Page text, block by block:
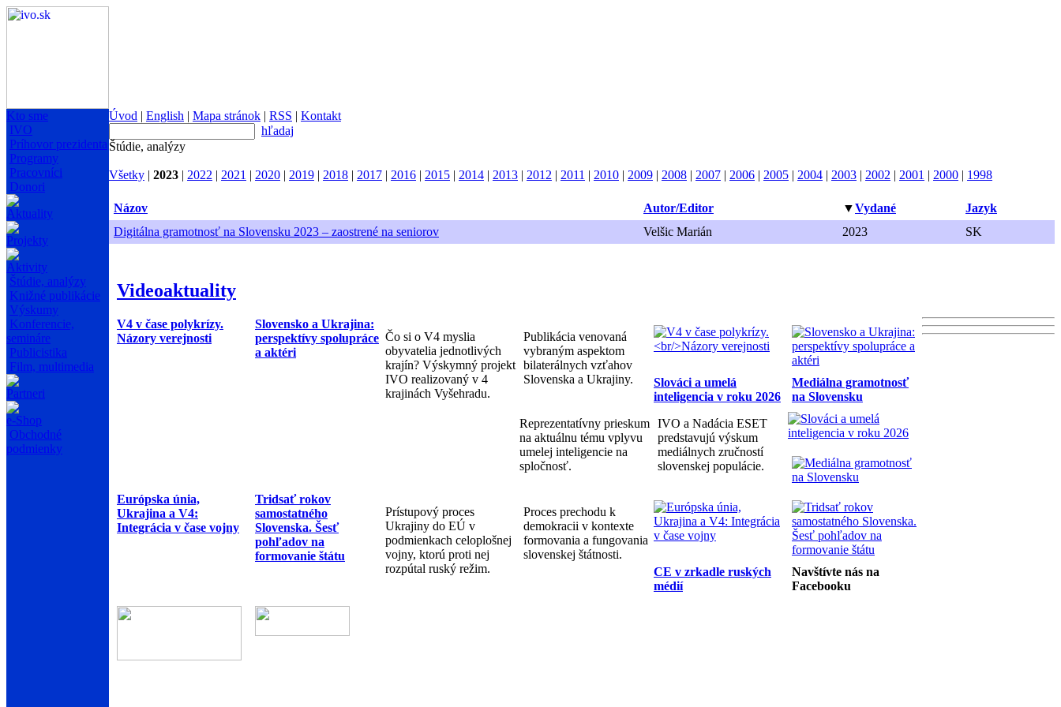
Kto sme
IVO
Príhovor prezidenta
Programy
Pracovníci
Donori
Aktuality
Projekty
Aktivity
Štúdie, analýzy
Knižné publikácie
Výskumy
Konferencie,
semináre
Publicistika
Film, multimedia
Partneri
e-Shop
Obchodné
podmienky
Úvod | English | Mapa stránok | RSS | Kontakt
hľadaj
Štúdie, analýzy
Všetky | 2023 | 2022 | 2021 | 2020 | 2019 | 2018 | 2017 | 2016 | 2015 | 2014 | 2013 | 2012 | 2011 | 2010 | 2009 | 2008 | 2007 | 2006 | 2005 | 2004 | 2003 | 2002 | 2001 | 2000 | 1998
Názov Autor/Editor ▼Vydané
Jazyk
Digitálna gramotnosť na Slovensku 2023 – zaostrené na seniorov
Velšic Marián 2023 SK
Videoaktuality
V4 v čase polykrízy.
Názory verejnosti
Slovensko a Ukrajina:
perspektívy spolupráce
a aktéri
Čo si o V4 myslia
obyvatelia jednotlivých
krajín? Výskymný projekt
IVO realizovaný v 4
krajinách Vyšehradu.
Publikácia venovaná
vybraným aspektom
bilaterálnych vzťahov
Slovenska a Ukrajiny.
Slováci a umelá
inteligencia v roku 2026
Mediálna gramotnosť
na Slovensku
Reprezentatívny prieskum
na aktuálnu tému vplyvu
umelej inteligencie na
spločnosť.
IVO a Nadácia ESET
predstavujú výskum
mediálnych zručností
slovenskej populácie.
Európska únia,
Ukrajina a V4:
Integrácia v čase vojny
Tridsať rokov
samostatného
Slovenska. Šesť
pohľadov na
formovanie štátu
Prístupový proces
Ukrajiny do EÚ v
podmienkach celoplošnej
vojny, ktorú proti nej
rozpútal ruský režim.
Proces prechodu k
demokracii v kontexte
formovania a fungovania
slovenskej štátnosti.
CE v zrkadle ruských
médií
Navštívte nás na
Facebooku